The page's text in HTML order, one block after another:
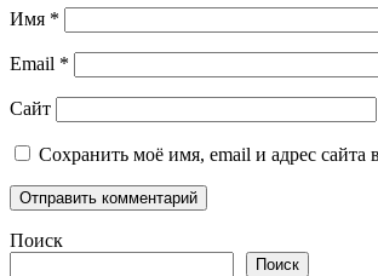
Имя *
Email *
Сайт
Сохранить моё имя, email и адрес
Поиск
Поиск